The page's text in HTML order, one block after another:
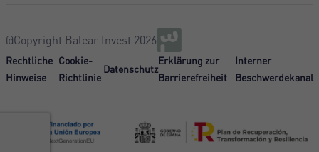
@Copyright Balear Invest 2026
Rechtliche
Hinweise
Cookie-
Richtlinie
Datenschutz
Erklärung zur
Barrierefreiheit
Interner
Beschwerdekanal